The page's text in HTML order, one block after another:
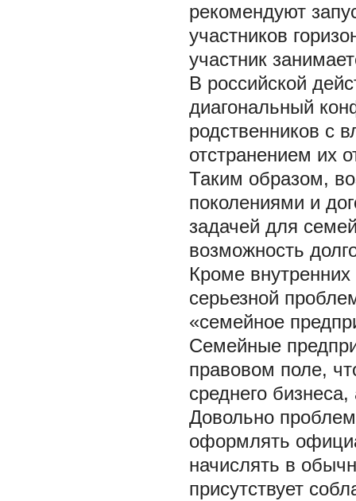
рекомендуют
участников
участник
В российской
диагональный
родственников с
отстранением их
Таким образом,
поколениями и
задачей для
возможность
Кроме внутренних
серьезной
«семейное
Семейные
правовом поле,
среднего
Довольно
оформлять
начислять в
присутствует